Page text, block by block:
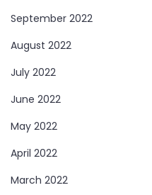
September 2022
August 2022
July 2022
June 2022
May 2022
April 2022
March 2022